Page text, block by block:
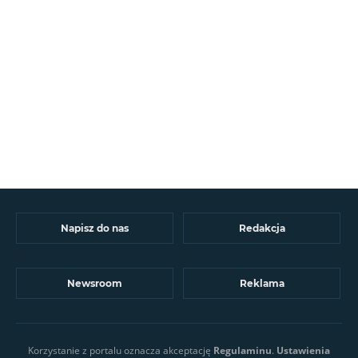
Napisz do nas Redakcja
Newsroom Reklama
Korzystanie z portalu oznacza akceptację Regulaminu. Ustawienia